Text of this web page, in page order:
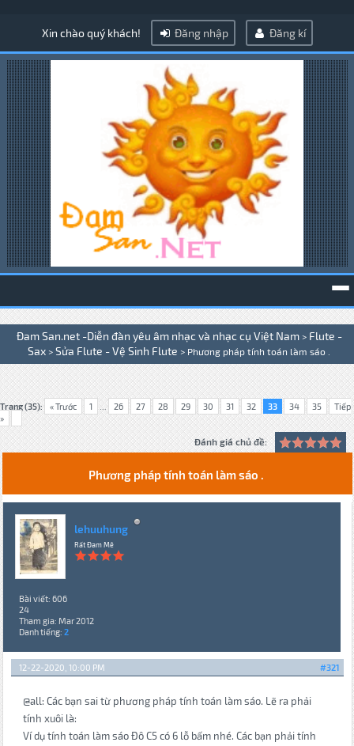
Xin chào quý khách! Đăng nhập Đăng kí
Đam San.net -Diễn đàn yêu âm nhạc và nhạc cụ Việt Nam > Flute -
Sax > Sửa Flute - Vệ Sinh Flute > Phương pháp tính toán làm sáo .
Trang (35): « Trước 1 ... 26 27 28 29 30 31 32 33 34 35
Tiếp
»
Đánh giá chủ đề:
Phương pháp tính toán làm sáo .
lehuuhung
Rất Đam Mê
Bài viết: 606
24
Tham gia: Mar 2012
Danh tiếng: 2
#321
12-22-2020, 10:00 PM
@all: Các bạn sai từ phương pháp tính toán làm sáo. Lẽ ra phải
tính xuôi là:
Ví dụ tính toán làm sáo Đô C5 có 6 lỗ bấm nhé. Các bạn phải tính